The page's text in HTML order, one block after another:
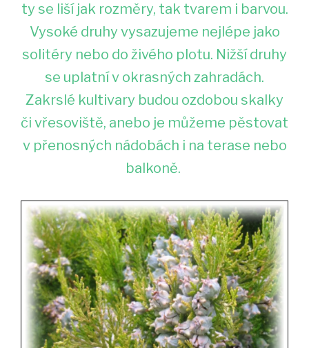
ty se liší jak rozměry, tak tvarem i barvou.
Vysoké druhy vysazujeme nejlépe jako
solitéry nebo do živého plotu. Nižší druhy
se uplatní v okrasných zahradách.
Zakrslé kultivary budou ozdobou skalky
či vřesoviště, anebo je můžeme pěstovat
v přenosných nádobách i na terase nebo
balkoně.